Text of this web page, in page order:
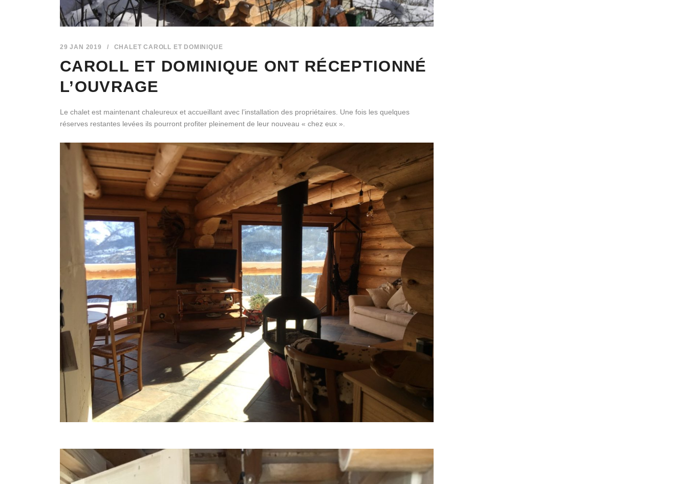
29 JAN 2019 / CHALET CAROLL ET DOMINIQUE
CAROLL ET DOMINIQUE ONT RÉCEPTIONNÉ
L’OUVRAGE
Le chalet est maintenant chaleureux et accueillant avec l’installation des propriétaires. Une fois les quelques
réserves restantes levées ils pourront profiter pleinement de leur nouveau « chez eux ».